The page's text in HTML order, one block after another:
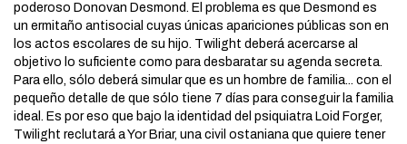
poderoso Donovan Desmond. El problema es que Desmond es
un ermitaño antisocial cuyas únicas apariciones públicas son en
los actos escolares de su hijo. Twilight deberá acercarse al
objetivo lo suficiente como para desbaratar su agenda secreta.
Para ello, sólo deberá simular que es un hombre de familia... con el
pequeño detalle de que sólo tiene 7 días para conseguir la familia
ideal. Es por eso que bajo la identidad del psiquiatra Loid Forger,
Twilight reclutará a Yor Briar, una civil ostaniana que quiere tener